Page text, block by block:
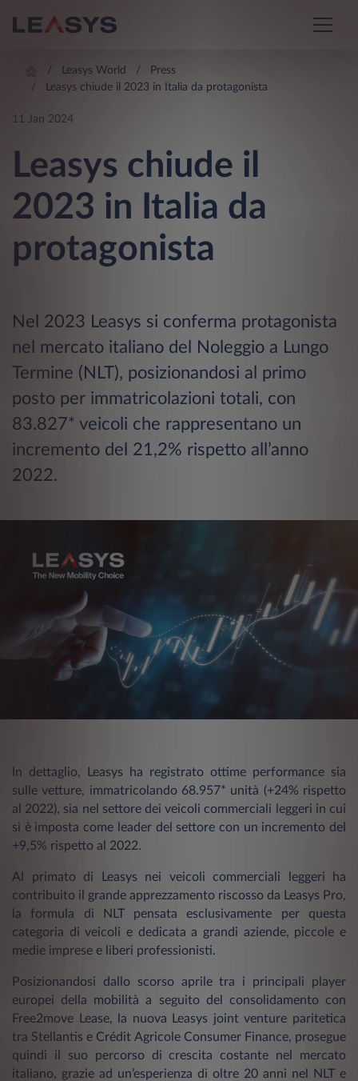
Leasys World
Press
Leasys chiude il 2023 in Italia da protagonista
11 Jan 2024
Leasys chiude il
2023 in Italia da
protagonista
Nel 2023 Leasys si conferma protagonista
nel mercato italiano del Noleggio a Lungo
Termine (NLT), posizionandosi al primo
posto per immatricolazioni totali, con
83.827* veicoli che rappresentano un
incremento del 21,2% rispetto all’anno
2022.
In dettaglio, Leasys ha registrato ottime performance sia
sulle vetture, immatricolando 68.957* unità (+24% rispetto
al 2022), sia nel settore dei veicoli commerciali leggeri in cui
si è imposta come leader del settore con un incremento del
+9,5% rispetto al 2022.
Al primato di Leasys nei veicoli commerciali leggeri ha
contribuito il grande apprezzamento riscosso da Leasys Pro,
la formula di NLT pensata esclusivamente per questa
categoria di veicoli e dedicata a grandi aziende, piccole e
medie imprese e liberi professionisti.
Posizionandosi dallo scorso aprile tra i principali player
europei della mobilità a seguito del consolidamento con
Free2move Lease, la nuova Leasys joint venture paritetica
tra Stellantis e Crédit Agricole Consumer Finance, prosegue
quindi il suo percorso di crescita costante nel mercato
italiano, grazie ad un’esperienza di oltre 20 anni nel NLT e